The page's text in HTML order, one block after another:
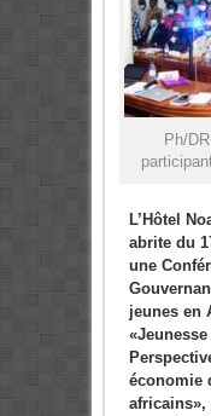
Ph/
L’Hôtel
abrite du
une
jeunes en
économie
africains»,